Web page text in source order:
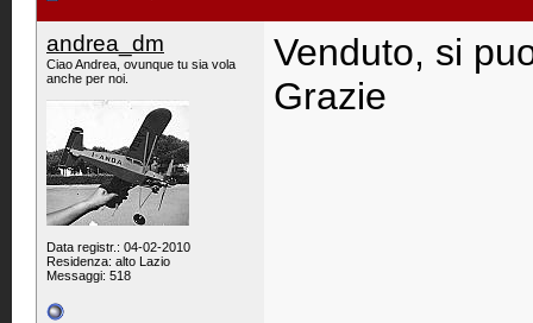
andrea_dm
Ciao Andrea, ovunque tu sia vola
anche per noi.
Data registr.: 04-02-2010
Residenza: alto Lazio
Messaggi: 518
Venduto, si
Grazie